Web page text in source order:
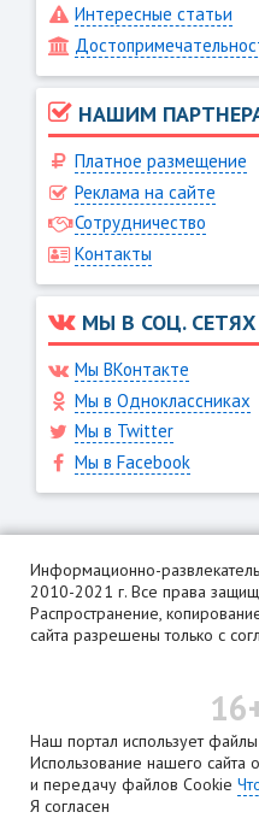
Интересные статьи
НАШИМ
Платное размещение
Реклама на сайте
Сотрудничество
Контакты
МЫ В СОЦ. СЕТЯХ
Мы ВКонтакте
Мы в Одноклассниках
Мы в Twitter
Мы в Facebook
Информационно-
2010-2021 г. Все права
Распространение,
сайта разрешены только с
Наш портал использует
Использование нашего сайта
и передачу файлов Cookie
Я согласен